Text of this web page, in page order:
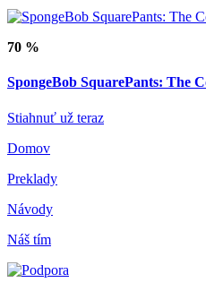
70 %
SpongeBob SquarePants: The
Stiahnuť už teraz
Domov
Preklady
Návody
Náš tím